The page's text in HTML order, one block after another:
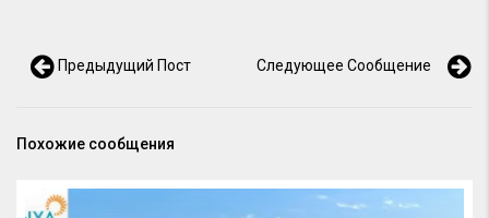
Предыдущий Пост Следующее Сообщение
Похожие сообщения